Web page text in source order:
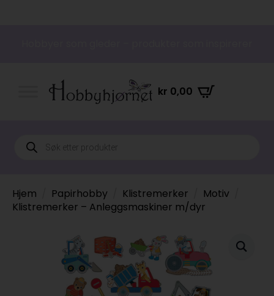
kr 0,00
Products
search
Hjem Papirhobby Klistremerker
Motiv
Klistremerker – Anleggsmaskiner m/dyr